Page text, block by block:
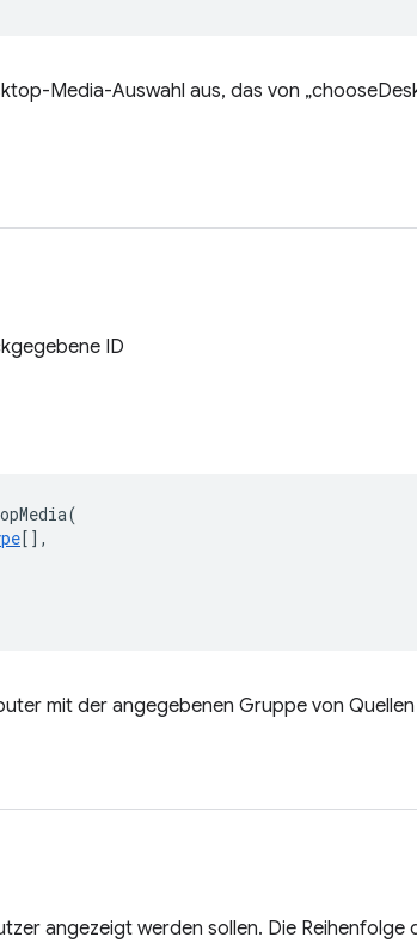
Media-Auswahl aus, das von
ID
(
[],
mit der angegebenen Gruppe von Quellen
angezeigt werden sollen. Die Reihenfolge